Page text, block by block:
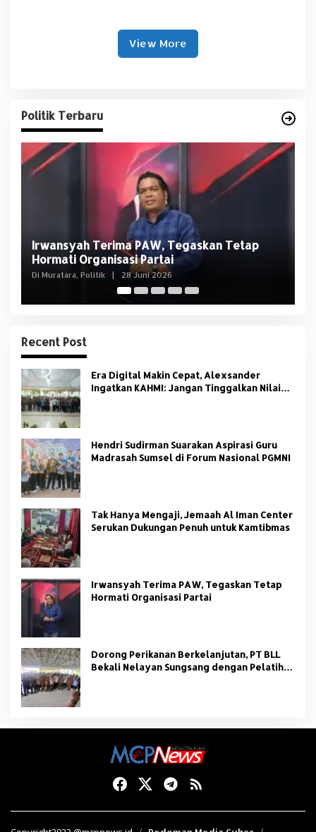
View More
Politik Terbaru
Usai OTT KPK, NasDem Sumsel Tegaskan
Edison Bukan Kader Partai
Di Politik | 8 Juni 2026
Recent Post
Era Digital Makin Cepat, Alexsander
Ingatkan KAHMI: Jangan Tinggalkan Nilai
Hendri Sudirman Suarakan Aspirasi Guru
Madrasah Sumsel di Forum Nasional PGMNI
Tak Hanya Mengaji, Jemaah Al Iman Center
Serukan Dukungan Penuh untuk Kamtibmas
Irwansyah Terima PAW, Tegaskan Tetap
Hormati Organisasi Partai
Dorong Perikanan Berkelanjutan, PT BLL
Bekali Nelayan Sungsang dengan Pelatihan